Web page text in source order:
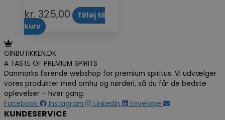
kr. 325,00
Tilføj til
kurv
GINBUTIKKEN.DK
A TASTE OF PREMIUM SPIRITS
Danmarks førende webshop for premium spiritus. Vi udvælger
vores produkter med omhu og nørderi, så du får de bedste
oplevelser – hver gang.
Facebook
Instagram Linkedin Envelope
KUNDESERVICE